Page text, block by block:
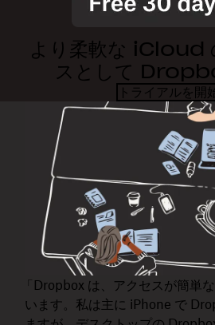
より柔軟な iCloud
スとして
トライアルを開
「Dropbox は、アクセスが簡単
います。私は主に iPhone で